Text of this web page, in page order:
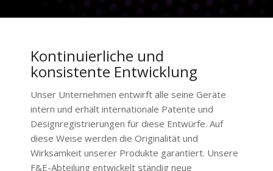
Kontinuierliche und
konsistente Entwicklung
Unser Unternehmen entwirft alle seine Geräte
intern und erhält internationale Patente und
Designregistrierungen für diese Entwürfe. Auf
diese Weise werden die Originalität und
Wirksamkeit unserer Produkte garantiert. Unsere
F&E-Abteilung entwickelt ständig neue